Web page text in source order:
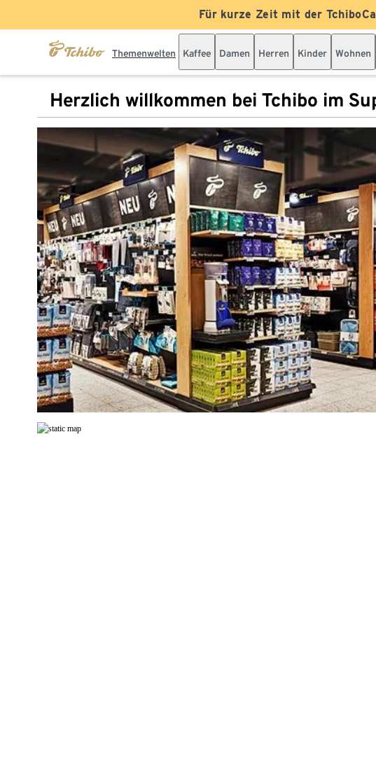
Für kurze Zeit mit der
Themenwelten Kaffee Damen Herren Kinder Wohnen
Herzlich willkommen bei Tchibo im